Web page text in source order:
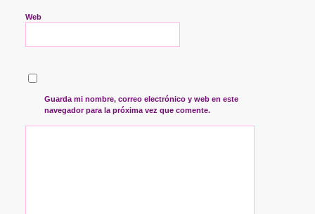
Web
Guarda mi nombre, correo electrónico y web en este
navegador para la próxima vez que comente.